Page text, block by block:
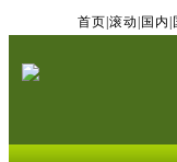
首页 滚动 国内